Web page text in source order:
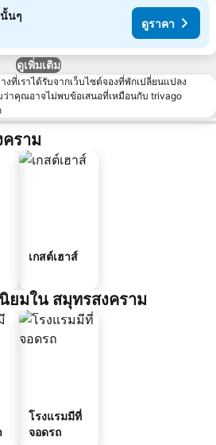
นๆ
ดูราคา
ดูเพิ่มเติม
ที่เราได้รับจากเว็บไซต์จองที่พักเปลี่ยนแปลง
ว่าคุณอาจไม่พบข้อเสนอที่เหมือนกับ trivago
ราม
เกสต์เฮาส์
ยมใน สมุทรสงคราม
โรงแรมมีที่
จอดรถ